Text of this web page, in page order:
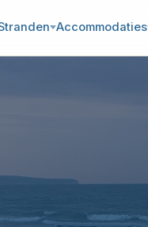
Accommodaties